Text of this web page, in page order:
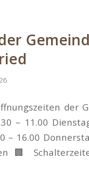
der
– 11.00
– 16.00
🏢